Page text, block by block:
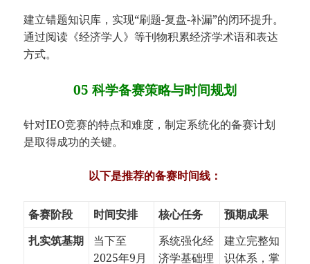
建立错题知识库，实现“刷题-复盘-补漏”的闭环提升。
通过阅读《经济学人》等刊物积累经济学术语和表达
方式。
05 科学备赛策略与时间规划
针对IEO竞赛的特点和难度，制定系统化的备赛计划
是取得成功的关键。
以下是推荐的备赛时间线：
备赛阶段 时间安排 核心任务
预期成果
扎实筑基期
当下至
2025年9月
系统强化经
济学基础理
建立完整知
识体系，掌